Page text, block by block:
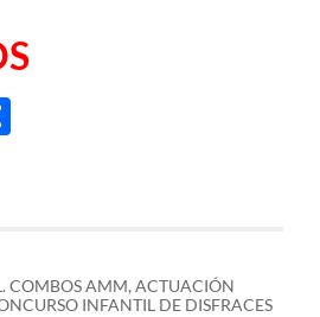
COMBOS AMM, ACTUACIÓN
INFANTIL DE DISFRACES